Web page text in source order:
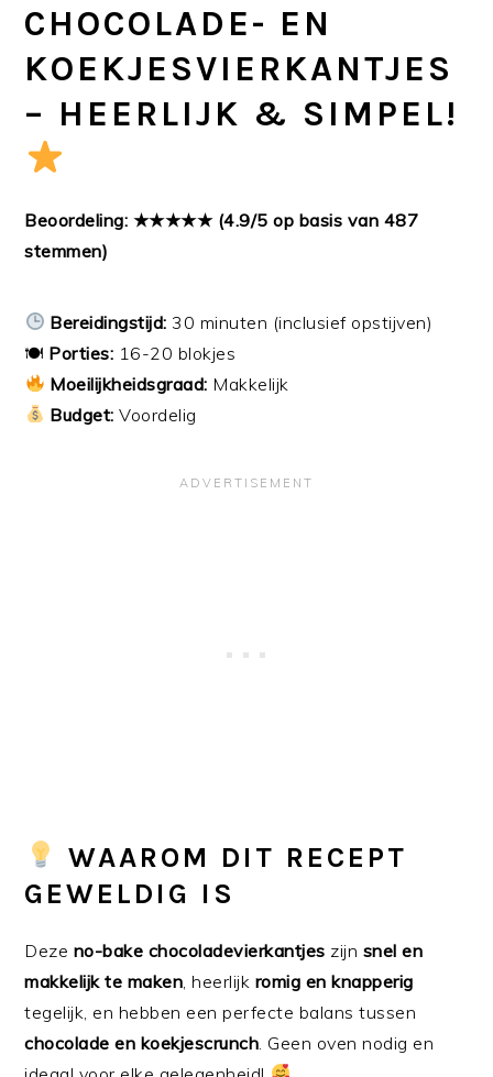
CHOCOLADE- EN
KOEKJESVIERKANTJES
– HEERLIJK & SIMPEL!
Beoordeling: ★★★★★ (4.9/5 op basis van 487
stemmen)
Bereidingstijd: 30 minuten (inclusief opstijven)
🍽 Porties: 16-20 blokjes
Moeilijkheidsgraad: Makkelijk
Budget: Voordelig
WAAROM DIT RECEPT
GEWELDIG IS
Deze no-bake chocoladevierkantjes zijn snel en
makkelijk te maken , heerlijk romig en knapperig
tegelijk, en hebben een perfecte balans tussen
chocolade en koekjescrunch . Geen oven nodig en